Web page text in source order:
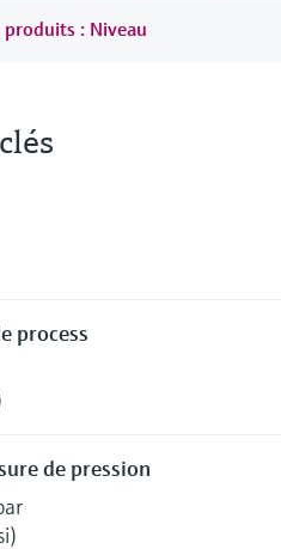
: Niveau
process
de pression